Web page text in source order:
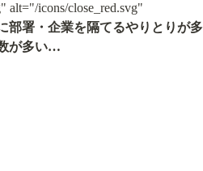
alt="/icons/close_red.svg"
部署・企業を隔てるやりとりが多
が多い…